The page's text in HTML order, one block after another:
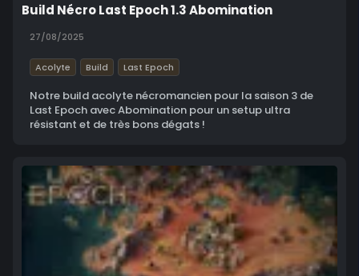
Build Nécro Last Epoch 1.3 Abomination
27/08/2025
Acolyte Build Last Epoch
Notre build acolyte nécromancien pour la saison 3 de
Last Epoch avec Abomination pour un setup ultra
résistant et de très bons dégats !